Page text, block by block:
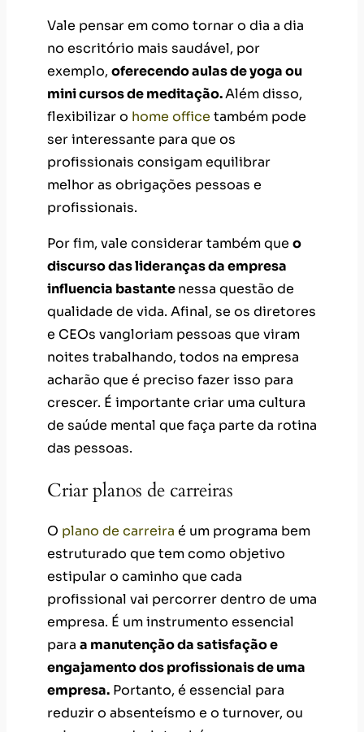
Vale pensar em como tornar o dia a dia
no escritório mais saudável, por
exemplo, oferecendo aulas de yoga ou
mini cursos de meditação.Além disso,
flexibilizar o home office também pode
ser interessante para que os
profissionais consigam equilibrar
melhor as obrigações pessoas e
profissionais.
Por fim, vale considerar também que o
discurso das lideranças da empresa
influencia bastantenessa questão de
qualidade de vida. Afinal, se os diretores
e CEOs vangloriam pessoas que viram
noites trabalhando, todos na empresa
acharão que é preciso fazer isso para
crescer. É importante criar uma cultura
de saúde mental que faça parte da rotina
das pessoas.
Criar planos de carreiras
O plano de carreira é um programa bem
estruturado que tem como objetivo
estipular o caminho que cada
profissional vai percorrer dentro de uma
empresa. É um instrumento essencial
para a manutenção da satisfação e
engajamento dos profissionais de uma
empresa. Portanto, é essencial para
reduzir o absenteísmo e o turnover, ou